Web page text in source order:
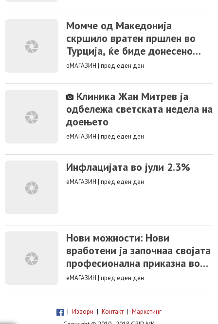
Момче од Македонија
скршило вратен пршлен во
Турција, ќе биде донесено
дома утре со владиниот авион
еМАГАЗИН | пред еден ден
Клиника Жан Митрев ја
одбележа светската недела на
доењето
еМАГАЗИН | пред еден ден
Инфлацијата во јули 2.3%
еМАГАЗИН | пред еден ден
Нови можности: Нови
вработени ја започнаа својата
професионална приказна во
Lidl Логистичкиот центар во
еМАГАЗИН | пред еден ден
| Извори | Контакт | Маркетинг